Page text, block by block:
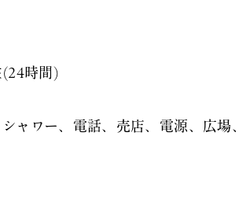
(24時間)
ャワー、電話、売店、電源、広場